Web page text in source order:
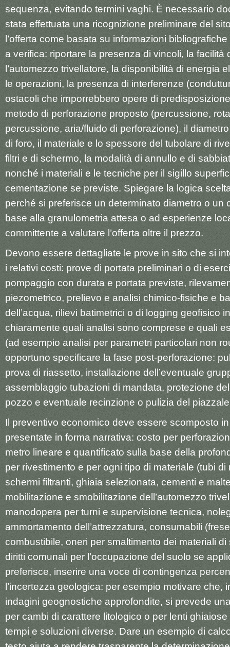
sequenza, evitando termini vaghi. È necessario
stata effettuata una ricognizione preliminare del
l’offerta come basata su informazioni
a verifica: riportare la presenza di vincoli, la facilità
l’automezzo trivellatore, la disponibilità di energia
le operazioni, la presenza di interferenze
ostacoli che imporrebbero opere di
metodo di perforazione proposto (percussione,
percussione, aria/fluido di perforazione), il
di foro, il materiale e lo spessore del tubolare di
filtri e di schermo, la modalità di annullo e di
nonché i materiali e le tecniche per il sigillo
cementazione se previste. Spiegare la logica
perché si preferisce un determinato diametro o un
base alla granulometria attesa o ad esperienze
committente a valutare l’offerta oltre il prezzo.
Devono essere dettagliate le prove in sito che si
i relativi costi: prove di portata preliminari o di
pompaggio con durata e portata previste,
piezometrico, prelievo e analisi chimico-fisiche e
dell’acqua, rilievi batimetrici o di logging geofisico
chiaramente quali analisi sono comprese e quali
(ad esempio analisi per parametri particolari non
opportuno specificare la fase post-perforazione:
prova di riassetto, installazione dell’eventuale
assemblaggio tubazioni di mandata, protezione
pozzo e eventuale recinzione o pulizia del
Il preventivo economico deve essere scomposto
presentate in forma narrativa: costo per
metro lineare e quantificato sulla base della
per rivestimento e per ogni tipo di materiale (tubi di
schermi filtranti, ghiaia selezionata, cementi e
mobilitazione e smobilitazione dell’automezzo
manodopera per turni e supervisione tecnica,
ammortamento dell’attrezzatura, consumabili
combustibile, oneri per smaltimento dei materiali
diritti comunali per l’occupazione del suolo se
preferisce, inserire una voce di contingenza
l’incertezza geologica: per esempio motivare che,
indagini geognostiche approfondite, si prevede
per cambi di carattere litologico o per lenti
tempi e soluzioni diverse. Dare un esempio di